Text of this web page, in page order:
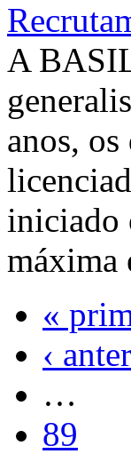
A
anos,
iniciado
máxima
«
‹
…
89